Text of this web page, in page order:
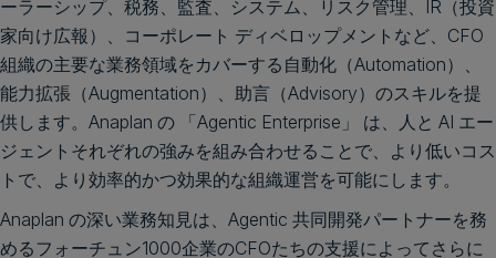
ーラーシップ、税務、監査、システム、リスク管理、IR（投資
家向け広報）、コーポレート ディベロップメントなど、CFO
組織の主要な業務領域をカバーする自動化（Automation）、
能力拡張（Augmentation）、助言（Advisory）のスキルを提
供します。Anaplan の 「Agentic Enterprise」 は、人と AI エー
ジェントそれぞれの強みを組み合わせることで、より低いコス
トで、より効率的かつ効果的な組織運営を可能にします。
Anaplan の深い業務知見は、Agentic 共同開発パートナーを務
めるフォーチュン1000企業のCFOたちの支援によってさらに